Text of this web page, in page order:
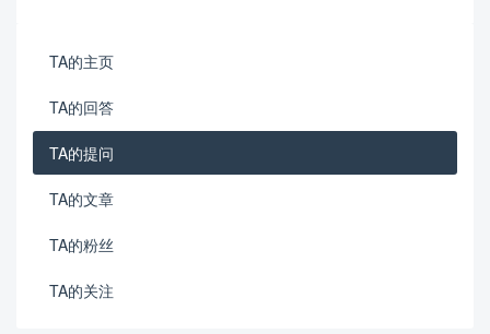
TA的主页
TA的回答
TA的提问
TA的文章
TA的粉丝
TA的关注